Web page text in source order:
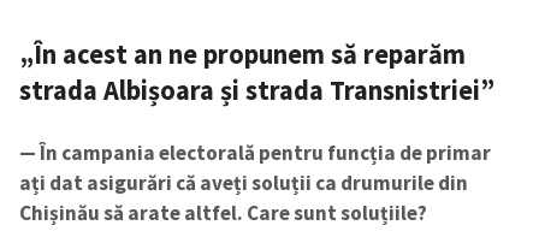
„În acest an ne propunem să reparăm
strada Albișoara și strada Transnistriei”
— În campania electorală pentru funcția de primar
ați dat asigurări că aveți soluții ca drumurile din
Chișinău să arate altfel. Care sunt soluțiile?
CONTACT SURSĂ
Sursă anonimă
Nume+ Numele meu
Email+ Emailul meu